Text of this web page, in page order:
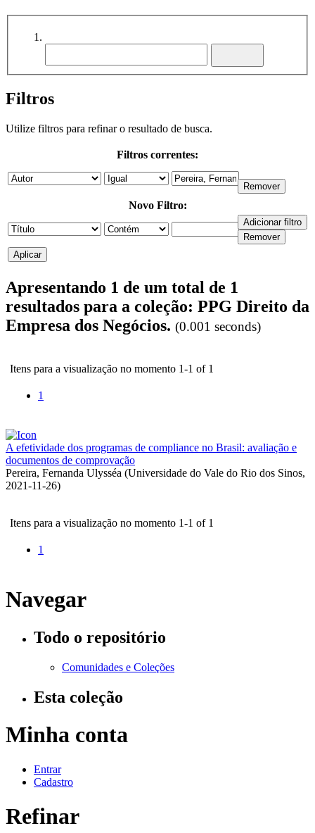
Filtros
Utilize filtros para refinar o resultado de busca.
Filtros correntes:
Novo Filtro:
Apresentando 1 de um total de 1
resultados para a coleção: PPG Direito da
Empresa dos Negócios. (0.001 seconds)
Itens para a visualização no momento 1-1 of 1
1
A efetividade dos programas de compliance no Brasil: avaliação e
documentos de comprovação
Pereira, Fernanda Ulysséa (Universidade do Vale do Rio dos Sinos,
2021-11-26)
Itens para a visualização no momento 1-1 of 1
1
Navegar
Todo o repositório
Comunidades e Coleções
Esta coleção
Minha conta
Entrar
Cadastro
Refinar